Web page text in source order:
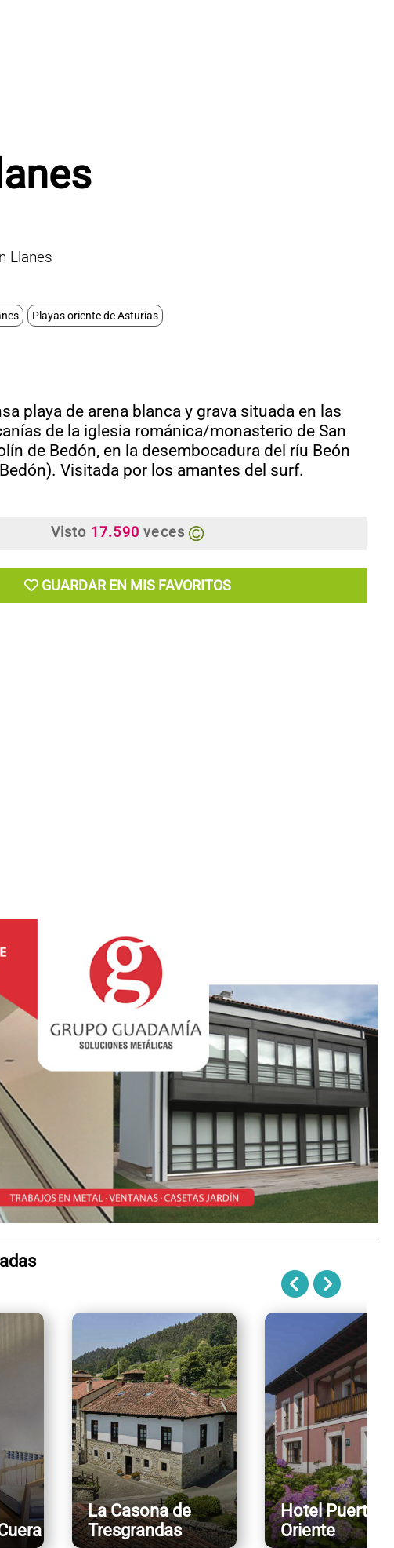
Llanes
Playas oriente de Asturias
playa de arena blanca y grava situada en las
de la iglesia románica/monasterio de San
de Bedón, en la desembocadura del ríu Beón
Visitada por los amantes del surf.
Visto 17.590 veces
GUARDAR EN MIS FAVORITOS
La Casona de
Tresgrandas
Hotel Puerta
Oriente